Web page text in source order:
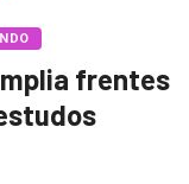
frentes